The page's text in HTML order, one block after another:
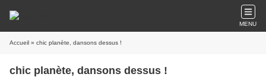
MENU
Accueil » chic planète, dansons dessus !
chic planète, dansons dessus !